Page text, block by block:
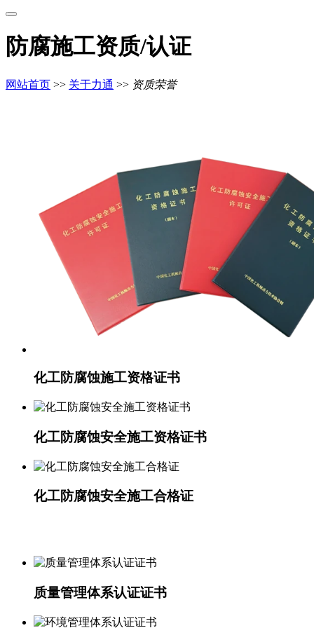
防腐施工资质/认证
网站首页 >> 关于力通 >> 资质荣誉
化工防腐蚀施工资格证书
化工防腐蚀安全施工资格证书
化工防腐蚀安全施工合格证
质量管理体系认证证书